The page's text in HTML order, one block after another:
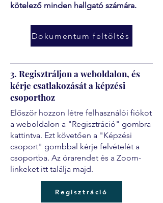
kötelező minden hallgató számára.
Dokumentum feltöltés
3. Regisztráljon a weboldalon, és
kérje csatlakozását a képzési
csoporthoz
Először hozzon létre felhasználói fiókot
a weboldalon a "Regisztráció" gombra
kattintva. Ezt követően a "Képzési
csoport" gombbal kérje felvételét a
csoportba. Az órarendet és a Zoom-
linkeket itt találja majd.
Regisztráció